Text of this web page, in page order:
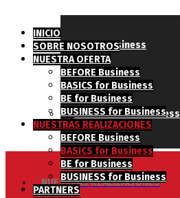
BE for Business
BUSINESS for Business
NUESTRAS REALIZACIONES
INICIO
SOBRE NOSOTROS
NUESTRA OFERTA
BEFORE Business
BASICS for Business
BE for Business
BUSINESS for Business
NUESTRAS REALIZACIONES
BEFORE Business
BASICS for Business
BE for Business
BUSINESS for Business
PARTNERS